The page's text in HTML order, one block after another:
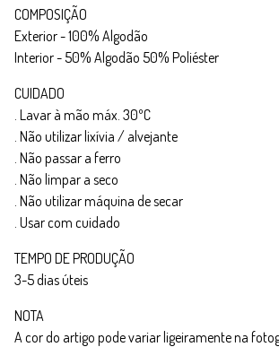
COMPOSIÇÃO
Exterior - 100% Algodão
Interior - 50% Algodão 50% Poliéster
CUIDADO
. Lavar à mão máx. 30ºC
. Não utilizar lixívia / alvejante
. Não passar a ferro
. Não limpar a seco
. Não utilizar máquina de secar
. Usar com cuidado
TEMPO DE PRODUÇÃO
3-5 dias úteis
NOTA
A cor do artigo pode variar ligeiramente na